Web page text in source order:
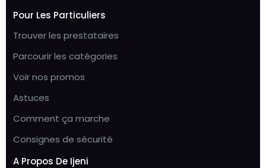
Pour Les Particuliers
Trouver les prestataires
Parcourir les catégories
Voir nos promos
Astuces
Comment ça marche
Consignes de sécurité
A Propos De Ijeni